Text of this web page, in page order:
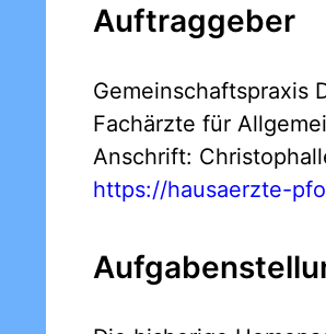
Auftraggeber
Gemeinschaftspraxis
Fachärzte für
Anschrift:
https://hausaerzte-